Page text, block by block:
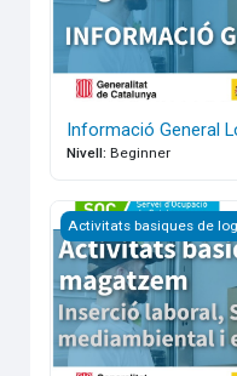
Informació General
Nivell:Beginner
Mòdul
Activitats basiques de